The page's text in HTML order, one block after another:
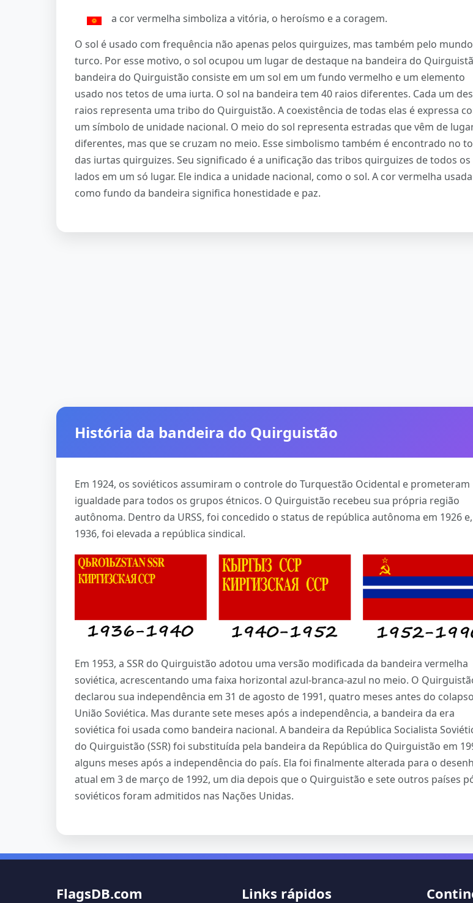
a cor vermelha simboliza a vitória, o heroísmo e a coragem.
O sol é usado com frequência não apenas pelos quirguizes, mas também pelo mundo
turco. Por esse motivo, o sol ocupou um lugar de destaque na bandeira do
bandeira do Quirguistão consiste em um sol em um fundo vermelho e um elemento
usado nos tetos de uma iurta. O sol na bandeira tem 40 raios diferentes. Cada um
raios representa uma tribo do Quirguistão. A coexistência de todas elas é expressa
um símbolo de unidade nacional. O meio do sol representa estradas que vêm de
diferentes, mas que se cruzam no meio. Esse simbolismo também é encontrado no
das iurtas quirguizes. Seu significado é a unificação das tribos quirguizes de todos os
lados em um só lugar. Ele indica a unidade nacional, como o sol. A cor vermelha usada
como fundo da bandeira significa honestidade e paz.
História da bandeira do Quirguistão
Em 1924, os soviéticos assumiram o controle do Turquestão Ocidental e prometeram
igualdade para todos os grupos étnicos. O Quirguistão recebeu sua própria região
autônoma. Dentro da URSS, foi concedido o status de república autônoma em 1926
1936, foi elevada a república sindical.
Em 1953, a SSR do Quirguistão adotou uma versão modificada da bandeira vermelha
soviética, acrescentando uma faixa horizontal azul-branca-azul no meio. O
declarou sua independência em 31 de agosto de 1991, quatro meses antes do
União Soviética. Mas durante sete meses após a independência, a bandeira da era
soviética foi usada como bandeira nacional. A bandeira da República Socialista
do Quirguistão (SSR) foi substituída pela bandeira da República do Quirguistão em
alguns meses após a independência do país. Ela foi finalmente alterada para o
atual em 3 de março de 1992, um dia depois que o Quirguistão e sete outros países
soviéticos foram admitidos nas Nações Unidas.
FlagsDB.com Links rápidos